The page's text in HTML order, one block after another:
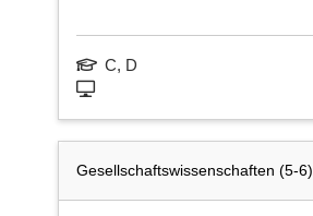
C, D
Gesellschaftswissenschaften (5-6)